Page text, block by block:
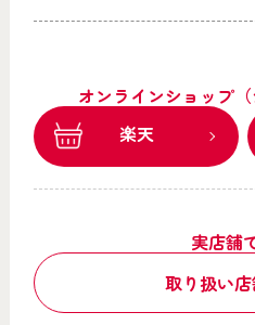
オンラインショップ
楽天
実店舗
取り扱い